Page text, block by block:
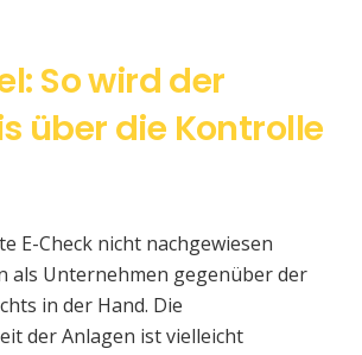
So wird der
über die Kontrolle
E-Check nicht nachgewiesen
als Unternehmen gegenüber der
in der Hand. Die
der Anlagen ist vielleicht